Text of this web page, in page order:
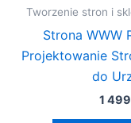
Tworzenie stron i
Strona WWW
Projektowanie
do
1